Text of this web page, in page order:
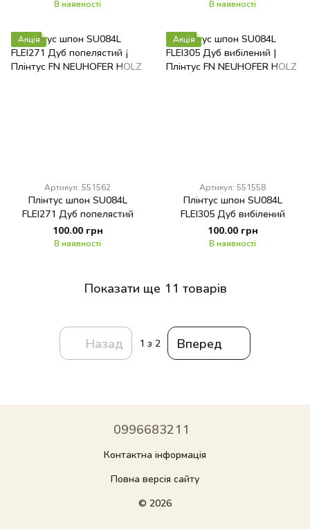
В наявності В наявності
Акція
Артикул: 551562
Плінтус шпон SU084L
FLEI271 Дуб попелястий
100.00 грн
В наявності
Акція
Артикул: 551558
Плінтус шпон SU084L
FLEI305 Дуб вибілений
100.00 грн
В наявності
Показати ще 11 товарів
Назад 1 з 2 Вперед
0996683211
Контактна інформація
Повна версія сайту
© 2026